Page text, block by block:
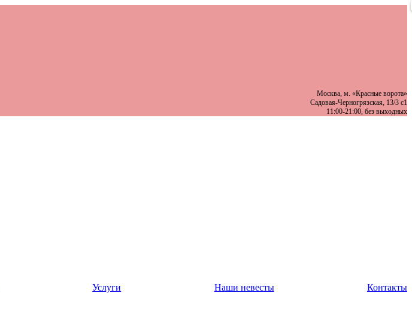
Москва, м. «Красные ворота»
Садовая-Черногрязская, 13/3 с1
11:00-21:00, без выходных
Услуги Наши невесты Контакты